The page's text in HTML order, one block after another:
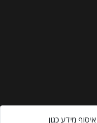
מידע כגון